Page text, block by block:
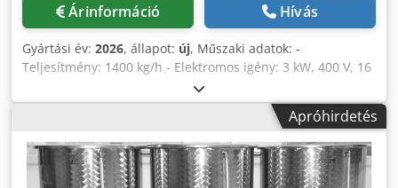
Árinformáció Hívás
Gyártási év: 2026, állapot: új, Műszaki adatok: -
Teljesítmény: 1400 kg/h - Elektromos igény: 3 kW, 400 V, 16
A, három fázis - Anyagminőség: WNr. 1.4301, AISI 304
Rozsdamentes acél - Méret: 2500x1330x1230 mm Chedpsd
Aqznefx Apvsa - Fogadó nyílás magassága: 1250 mm -
Kiadó nyílás magassága: 370 mm - Súly: 1150 kg - IP65
minősítésű elektronika - Élelmiszeripari minősítésű, magas
szakítószilárdságú poliészter présszalag, szálak
Apróhirdetés